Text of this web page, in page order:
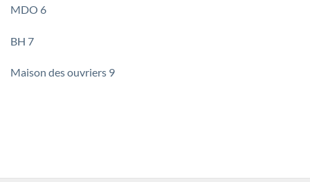
MDO 6
BH 7
Maison des ouvriers 9